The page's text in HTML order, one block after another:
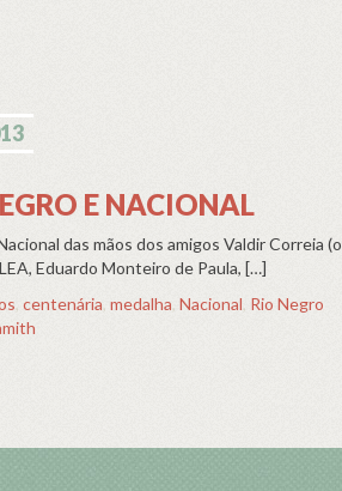
E NACIONAL
das mãos dos amigos Valdir Correia (o
Eduardo Monteiro de Paula, […]
, centenária, medalha, Nacional, Rio Negro